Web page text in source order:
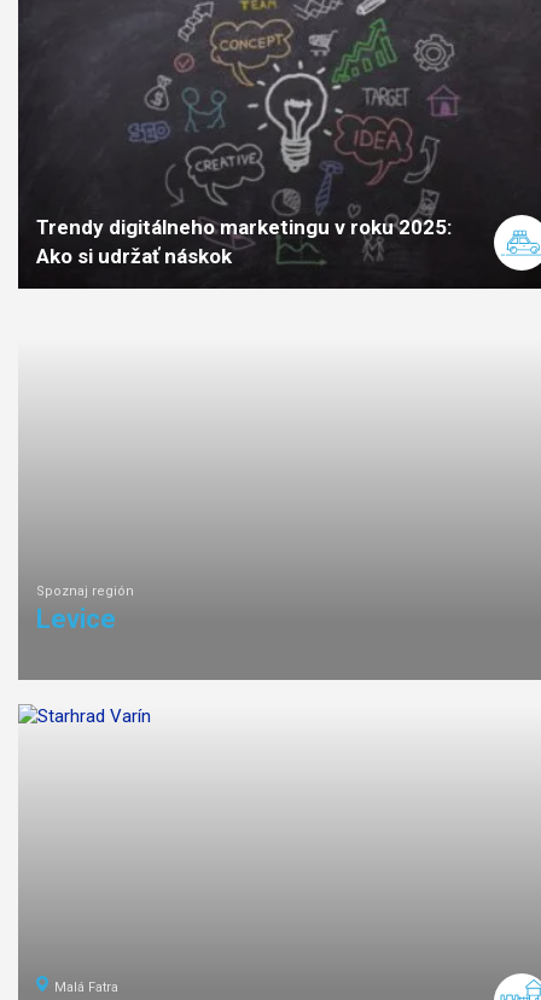
Trendy digitálneho marketingu v roku 2025:
Ako si udržať náskok
Spoznaj región
Levice
Malá Fatra